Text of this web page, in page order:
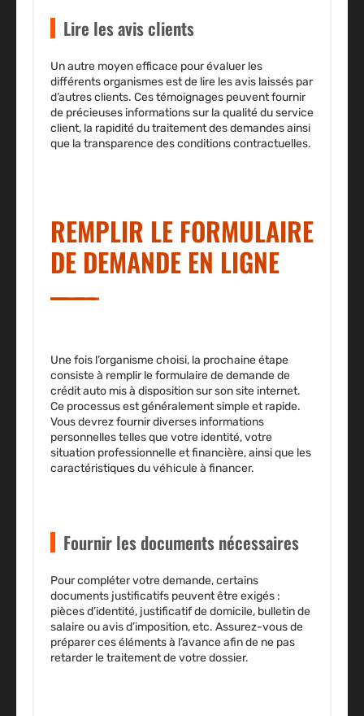
Lire les avis clients
Un autre moyen efficace pour évaluer les
différents organismes est de lire lesavis laissés par
d’autres clients. Ces témoignages peuvent fournir
de précieuses informations sur la qualité du service
client, la rapidité du traitement des demandes ainsi
que la transparence des conditions contractuelles.
REMPLIR LE FORMULAIRE
DE DEMANDE EN LIGNE
Une fois l’organisme choisi, la prochaine étape
consiste à remplir leformulaire de demande de
crédit auto mis à disposition sur son site internet.
Ce processus est généralement simple et rapide.
Vous devrez fournir diverses informations
personnelles telles que votre identité, votre
situation professionnelle et financière, ainsi que les
caractéristiques du véhicule à financer.
Fournir les documents nécessaires
Pour compléter votre demande, certains
documents justificatifs peuvent être exigés :
pièces d’identité, justificatif de domicile, bulletin de
salaire ou avis d’imposition, etc. Assurez-vous de
préparer ces éléments à l’avance afin de ne pas
retarder le traitement de votre dossier.